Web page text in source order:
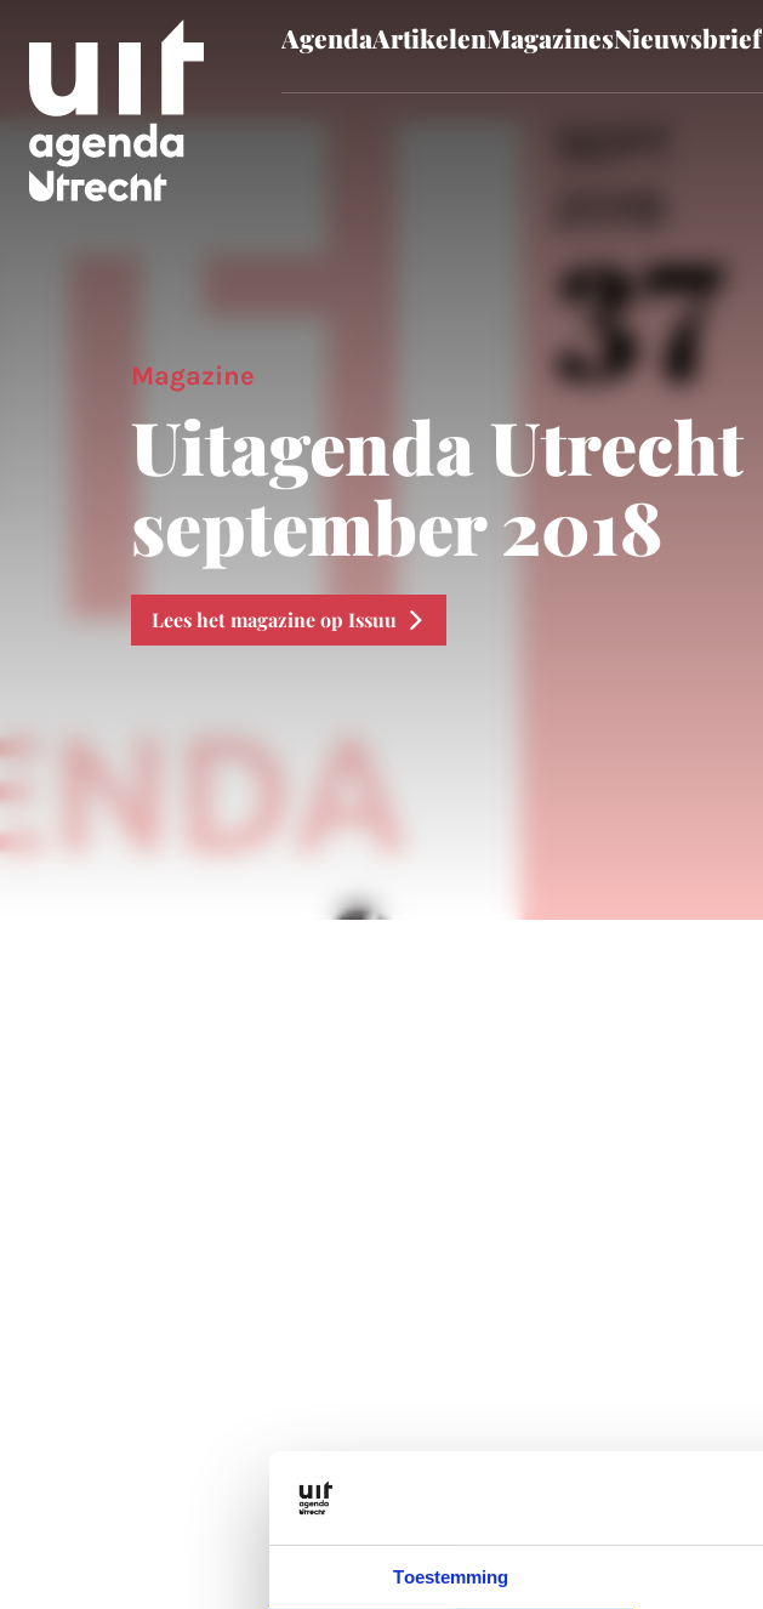
Toestemming
Skip to main content AgendaArtikelenMagazinesNieuwsbrief
Magazine
Uitagenda Utrecht
september 2018
Lees het magazine op Issuu